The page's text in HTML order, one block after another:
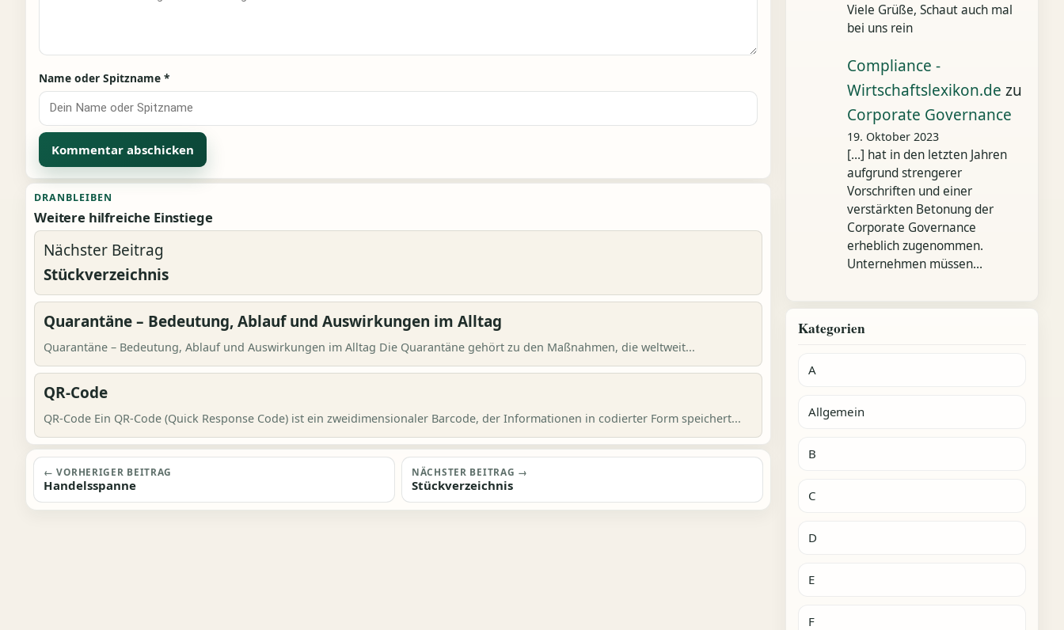
Name oder Spitzname *
Alternative:
DRANBLEIBEN
Weitere hilfreiche Einstiege
Nächster Beitrag
Stückverzeichnis
Quarantäne – Bedeutung, Ablauf und Auswirkungen im Alltag
Quarantäne – Bedeutung, Ablauf und Auswirkungen im Alltag Die Quarantäne gehört zu den Maßnahmen, die weltweit...
QR-Code
QR-Code Ein QR-Code (Quick Response Code) ist ein zweidimensionaler Barcode, der Informationen in codierter Form speichert...
Beitragsnavigation
← VORHERIGER BEITRAG
Handelsspanne
NÄCHSTER BEITRAG →
Stückverzeichnis
Viele Grüße, Schaut auch mal
bei uns rein
Compliance -
Wirtschaftslexikon.de zu
Corporate Governance
19. Oktober 2023
[…] hat in den letzten Jahren
aufgrund strengerer
Vorschriften und einer
verstärkten Betonung der
Corporate Governance
erheblich zugenommen.
Unternehmen müssen…
Kategorien
A
Allgemein
B
C
D
E
F